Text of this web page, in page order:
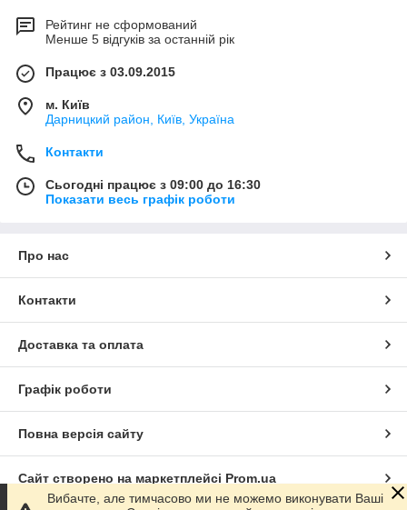
Рейтинг не сформований
Менше 5 відгуків за останній рік
Працює з 03.09.2015
м. Київ
Дарницкий район, Київ, Україна
Контакти
Сьогодні працює з 09:00 до 16:30
Показати весь графік роботи
Про нас
Контакти
Доставка та оплата
Графік роботи
Повна версія сайту
Сайт створено на маркетплейсі Prom.ua
Вибачте, але тимчасово ми не можемо виконувати Ваші